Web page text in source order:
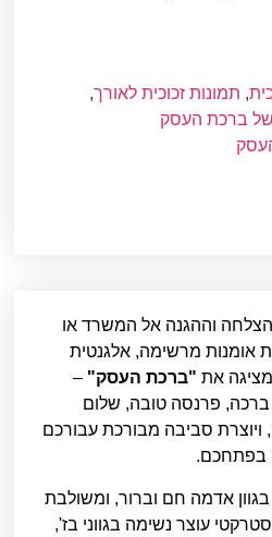
, תמונות זכוכית לאורך,
של ברכת העסק
וההגנה אל המשרד או
אומנות מרשימה, אלגנטית
את "ברכת העסק" –
פרנסה טובה, שלום
סביבה מבורכת עבורכם
בפתחכם.
אדמה חם וברור, ומשולבת
עוצר נשימה בגווני בז',